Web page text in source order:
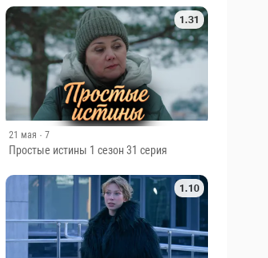
1.31
21 мая · 7
Простые истины 1 сезон 31 серия
1.10